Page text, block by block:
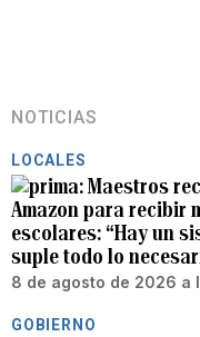
NOTICIAS
LOCALES
Maestros
Amazon para recibir
escolares: “Hay un
suple todo lo
8 de agosto de 2026 a
GOBIERNO